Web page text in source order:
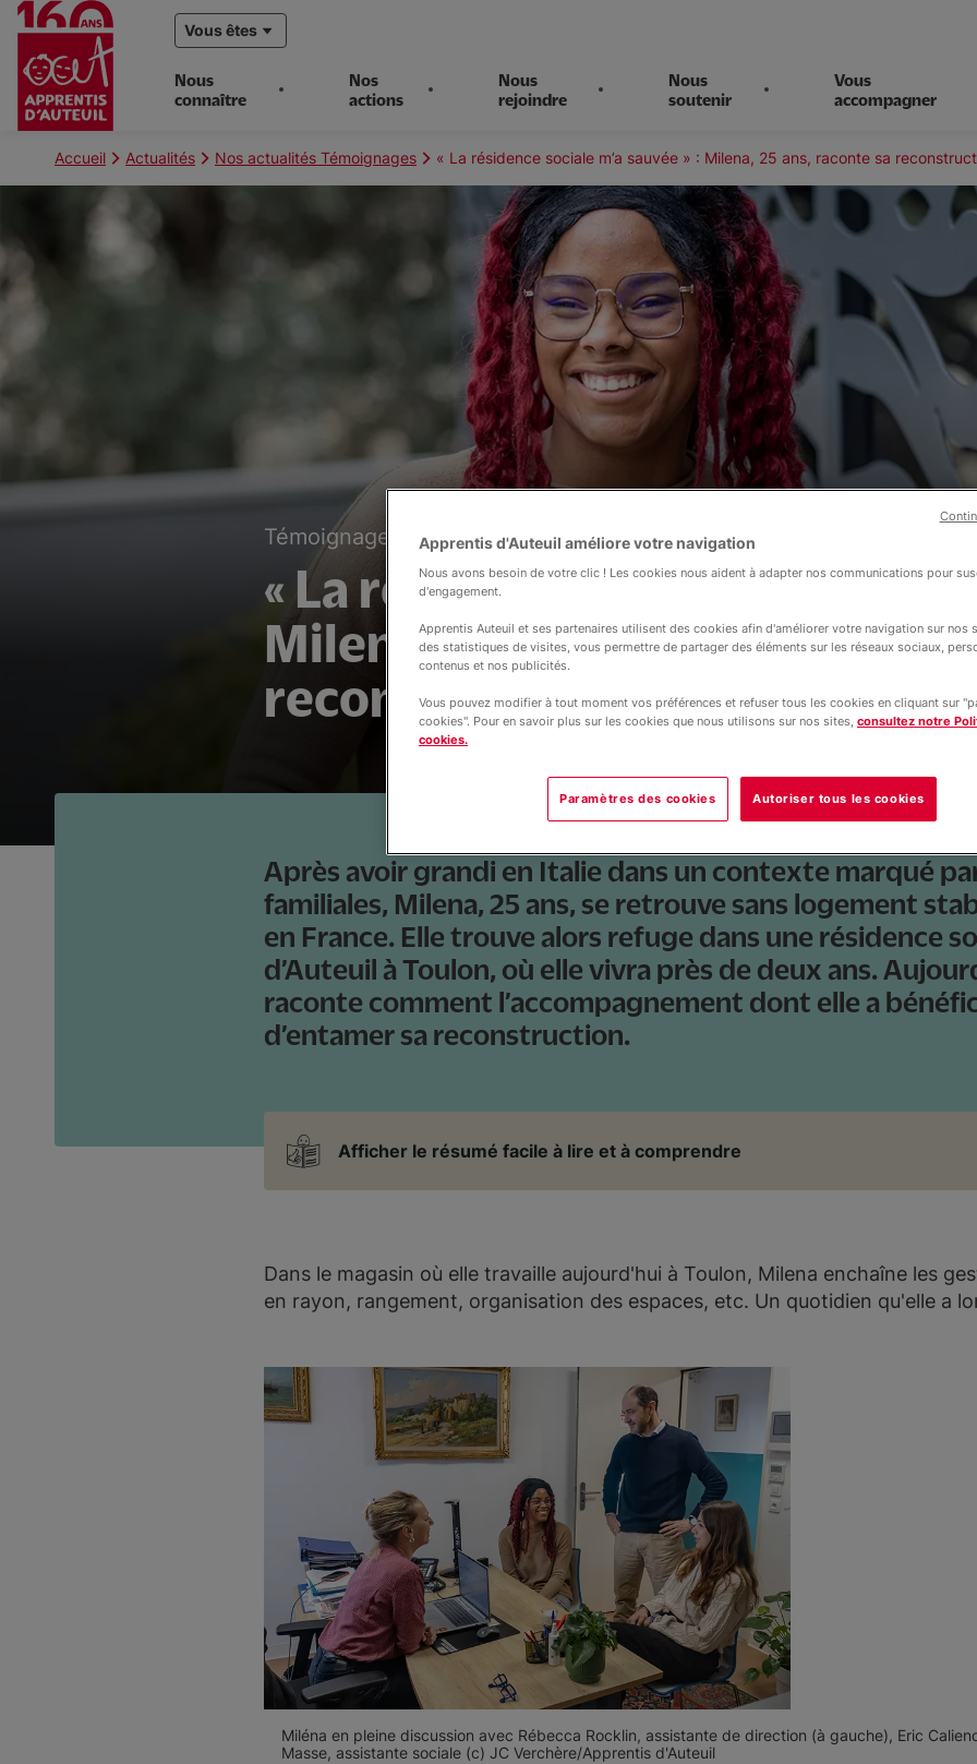
principal
Vous êtes
Nous
connaître
Nos
actions
Nous
rejoindre
Nous
soutenir
Vous
accompagner
Fil
Accueil Actualités Nos actualités Témoignages « La résidence sociale m’a sauvée » : Milena, 25 ans, raconte sa
Témoignages 02 juillet 2026
« La résidence sociale m’a
Milena, 25 ans, raconte sa
reconstruction
Après avoir grandi en Italie dans un contexte marqué
familiales, Milena, 25 ans, se retrouve sans logement
en France. Elle trouve alors refuge dans une résidence
d’Auteuil à Toulon, où elle vivra près de deux ans.
raconte comment l’accompagnement dont elle a
d’entamer sa reconstruction.
Afficher le résumé facile à lire et à comprendre
Dans le magasin où elle travaille aujourd'hui à Toulon, Milena enchaîne les
en rayon, rangement, organisation des espaces, etc. Un quotidien qu'elle a
Miléna en pleine discussion avec Rébecca Rocklin, assistante de direction (à gauche), Eric
Masse, assistante sociale (c) JC Verchère/Apprentis d'Auteuil
Apprentis d'Auteuil améliore votre navigation
Nous avons besoin de votre clic ! Les cookies nous aident à adapter nos communications pour
d'engagement.
Apprentis Auteuil et ses partenaires utilisent des cookies afin d'améliorer votre navigation sur nos
des statistiques de visites, vous permettre de partager des éléments sur les réseaux sociaux,
contenus et nos publicités.
Vous pouvez modifier à tout moment vos préférences et refuser tous les cookies en cliquant sur
cookies". Pour en savoir plus sur les cookies que nous utilisons sur nos sites, consultez notre
cookies.
Paramètres des cookies Autoriser tous les cookies